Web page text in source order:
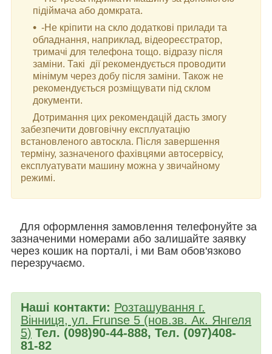
підіймача або домкрата.
-Не кріпити на скло додаткові прилади та
обладнання, наприклад, відеореєстратор,
тримачі для телефона тощо. відразу після
заміни. Такі дії рекомендується проводити
мінімум через добу після заміни. Також не
рекомендується розміщувати під склом
документи.
Дотримання цих рекомендацій дасть змогу
забезпечити довговічну експлуатацію
встановленого автоскла. Після завершення
терміну, зазначеного фахівцями автосервісу,
експлуатувати машину можна у звичайному
режимі.
Для оформлення замовлення телефонуйте за
зазначеними номерами або залишайте заявку
через кошик на порталі, і ми Вам обов'язково
перезручаємо.
Наші контакти: Розташування г.
Вінниця, ул. Frunse 5 (нов.зв. Ак. Янгеля
5) Тел. (098)90-44-888, Тел. (097)408-
81-82